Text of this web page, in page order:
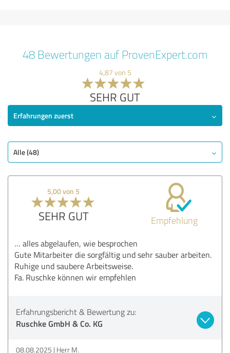
48 Bewertungen auf ProvenExpert.com
4,87 von 5
SEHR GUT
Erfahrungen zuerst
Alle (48)
5,00 von 5
SEHR GUT Empfehlung
… alles abgelaufen, wie besprochen
Gute Mitarbeiter die sorgfältig und sehr sauber arbeiten.
Ruhige und saubere Arbeitsweise.
Fa. Ruschke können wir empfehlen
Erfahrungsbericht & Bewertung zu:
Ruschke GmbH & Co. KG
08.08.2025 Herr M.